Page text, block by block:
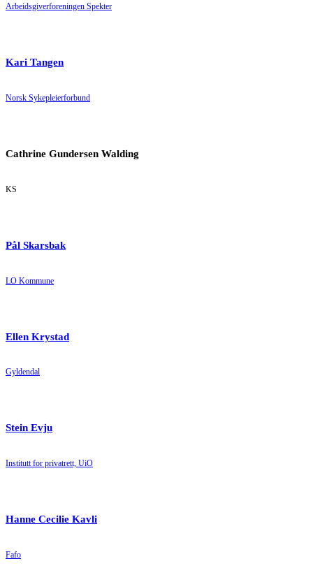
Arbeidsgiverforeningen Spekter
Kari Tangen
Norsk Sykepleierforbund
Cathrine Gundersen Walding
KS
Pål Skarsbak
LO Kommune
Ellen Krystad
Gyldendal
Stein Evju
Institutt for privatrett, UiO
Hanne Cecilie Kavli
Fafo